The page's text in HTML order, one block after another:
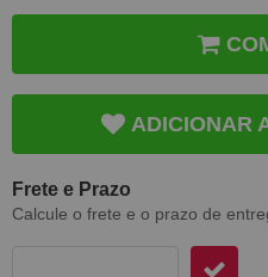
ADICIONAR
Frete e Prazo
Calcule o frete e o prazo de